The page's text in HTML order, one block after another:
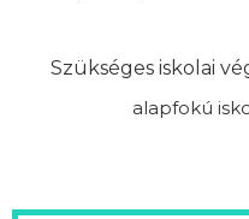
Szükséges iskolai
alapfokú